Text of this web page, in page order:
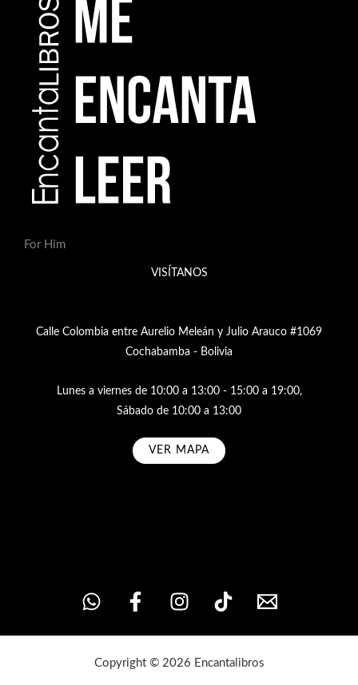
For Him
VISÍTANOS
Calle Colombia entre Aurelio Meleán y Julio Arauco #1069
Cochabamba - Bolivia
Lunes a viernes de 10:00 a 13:00 - 15:00 a 19:00,
Sábado de 10:00 a 13:00
VER MAPA
Copyright © 2026 Encantalibros